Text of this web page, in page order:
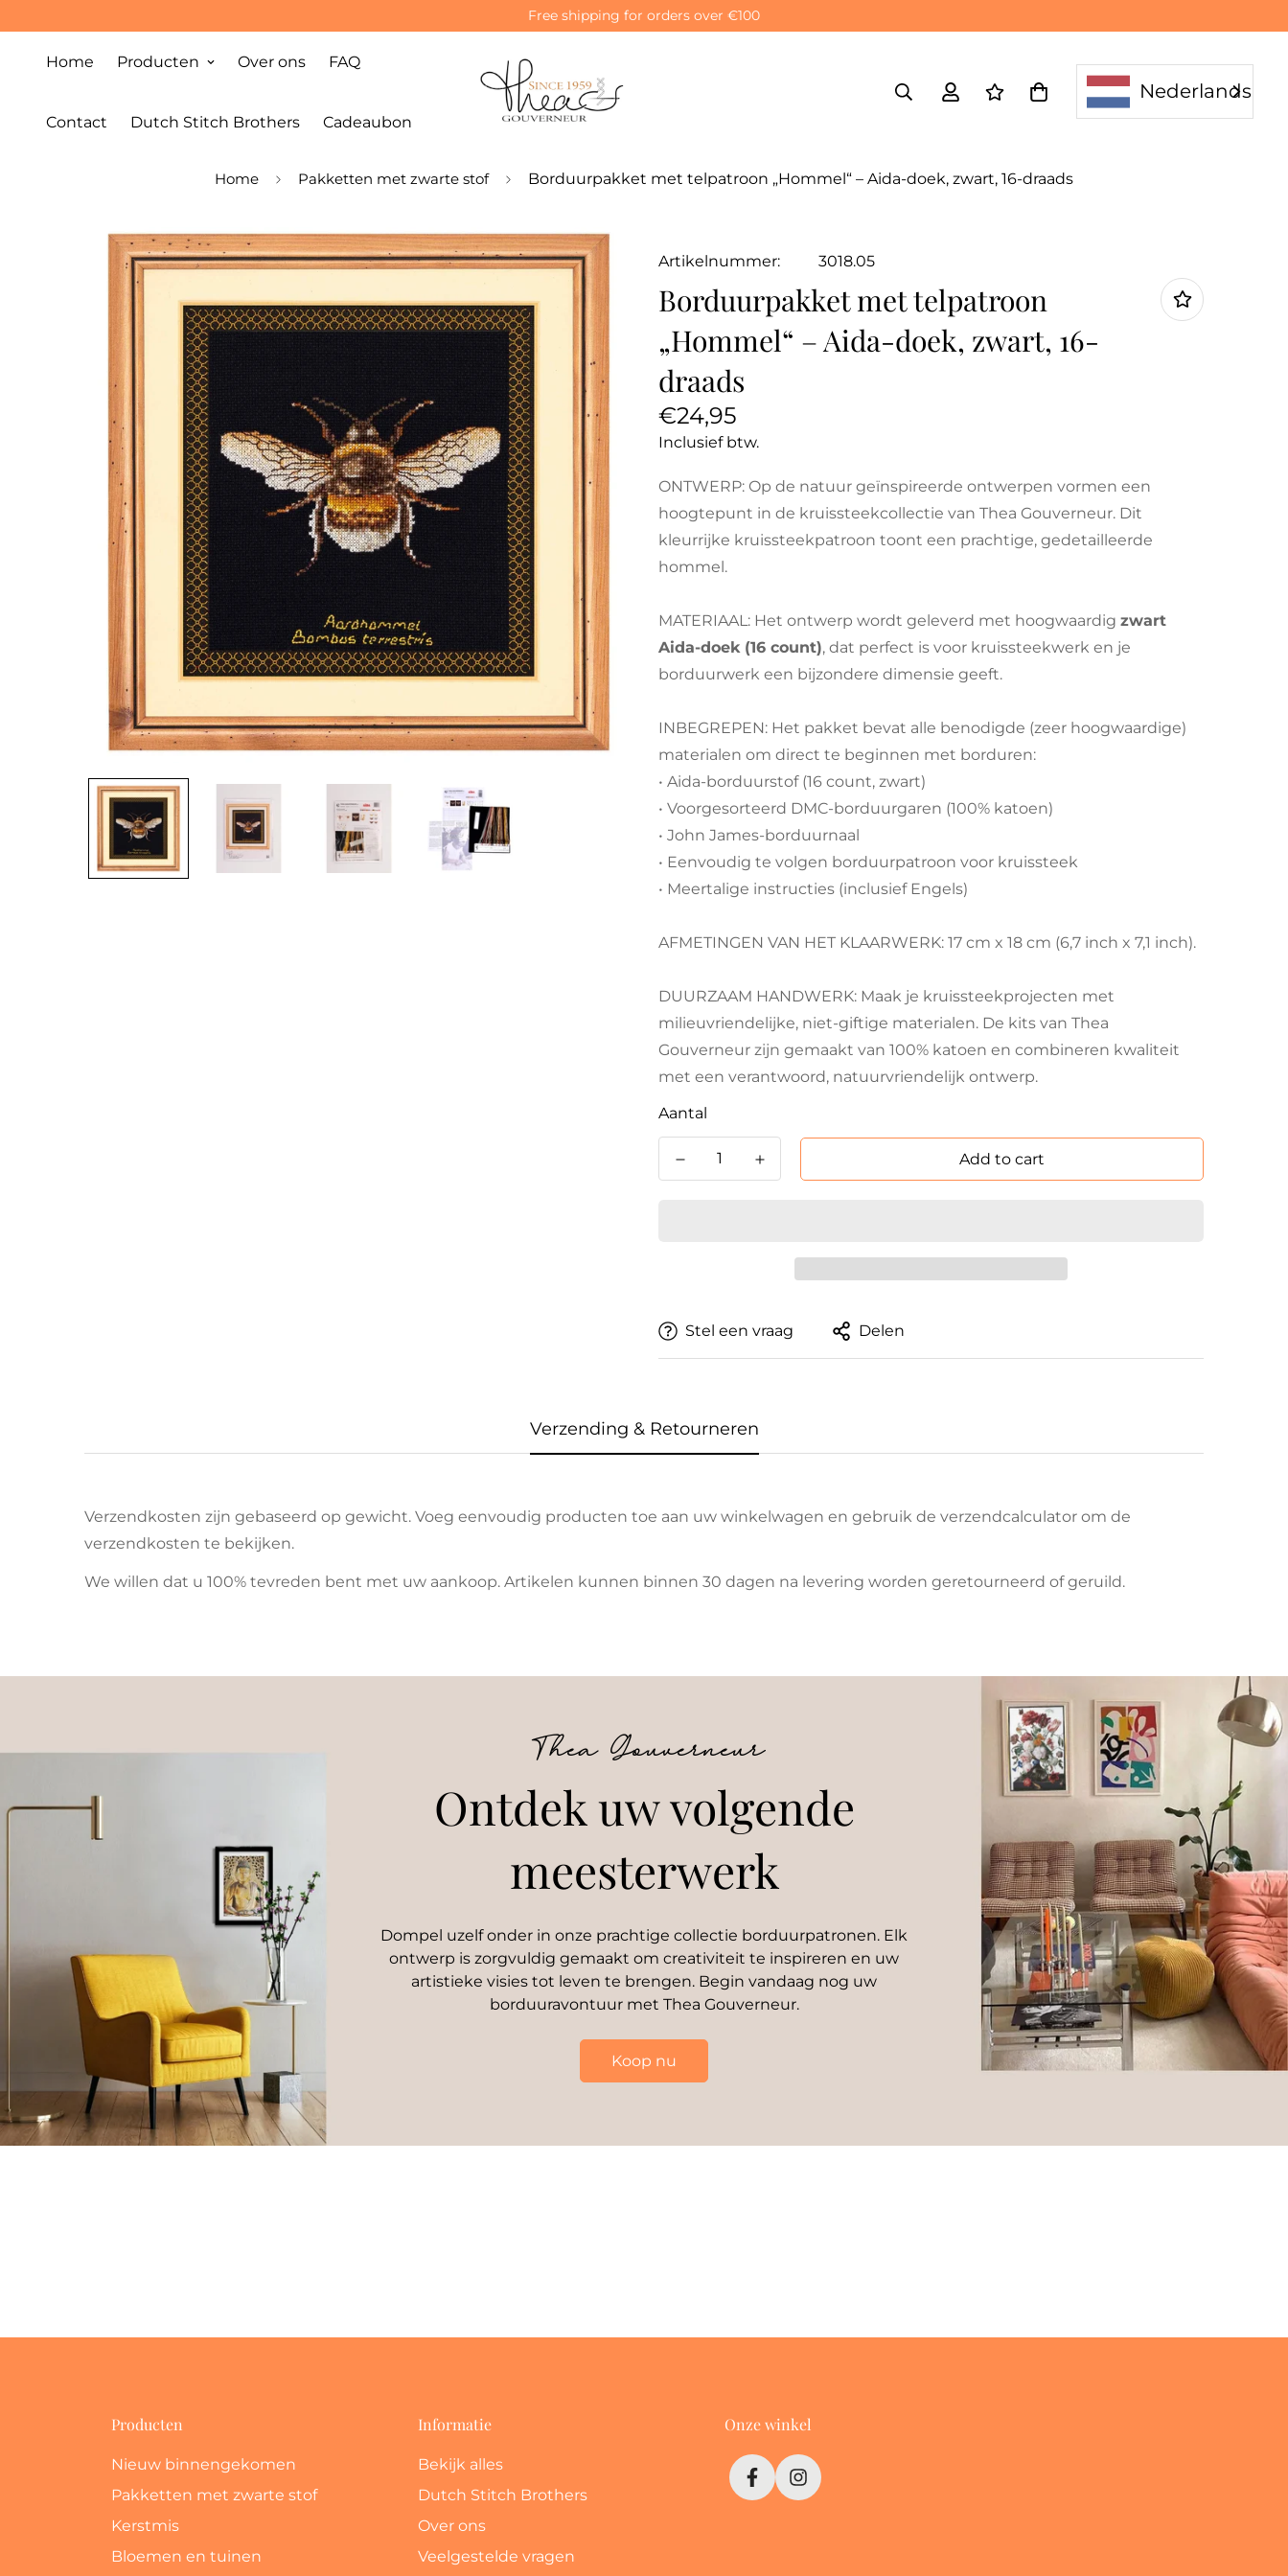
Free shipping for orders over €100
Home Producten Over ons FAQ
Contact Dutch Stitch Brothers Cadeaubon
Nederlands
Home Pakketten met zwarte stof Borduurpakket met telpatroon „Hommel“ – Aida-doek, zwart, 16-draads
Artikelnummer: 3018.05
Borduurpakket met telpatroon
„Hommel“ – Aida-doek, zwart, 16-
draads
Normale
prijs
€24,95
Inclusief btw.
ONTWERP: Op de natuur geïnspireerde ontwerpen vormen een
hoogtepunt in de kruissteekcollectie van Thea Gouverneur. Dit
kleurrijke kruissteekpatroon toont een prachtige, gedetailleerde
hommel.
MATERIAAL: Het ontwerp wordt geleverd met hoogwaardig zwart
Aida-doek (16 count), dat perfect is voor kruissteekwerk en je
borduurwerk een bijzondere dimensie geeft.
INBEGREPEN: Het pakket bevat alle benodigde (zeer hoogwaardige)
materialen om direct te beginnen met borduren:
• Aida-borduurstof (16 count, zwart)
• Voorgesorteerd DMC-borduurgaren (100% katoen)
• John James-borduurnaal
• Eenvoudig te volgen borduurpatroon voor kruissteek
• Meertalige instructies (inclusief Engels)
AFMETINGEN VAN HET KLAARWERK: 17 cm x 18 cm (6,7 inch x 7,1 inch).
DUURZAAM HANDWERK: Maak je kruissteekprojecten met
milieuvriendelijke, niet-giftige materialen. De kits van Thea
Gouverneur zijn gemaakt van 100% katoen en combineren kwaliteit
met een verantwoord, natuurvriendelijk ontwerp.
Aantal
Add to cart
Stel een vraag Delen
Verzending & Retourneren
Verzendkosten zijn gebaseerd op gewicht. Voeg eenvoudig producten toe aan uw winkelwagen en gebruik de verzendcalculator om de
verzendkosten te bekijken.
We willen dat u 100% tevreden bent met uw aankoop. Artikelen kunnen binnen 30 dagen na levering worden geretourneerd of geruild.
Thea Gouverneur
Ontdek uw volgende
meesterwerk
Dompel uzelf onder in onze prachtige collectie borduurpatronen. Elk
ontwerp is zorgvuldig gemaakt om creativiteit te inspireren en uw
artistieke visies tot leven te brengen. Begin vandaag nog uw
borduuravontuur met Thea Gouverneur.
Koop nu
Producten
Nieuw binnengekomen
Pakketten met zwarte stof
Kerstmis
Bloemen en tuinen
Informatie
Bekijk alles
Dutch Stitch Brothers
Over ons
Veelgestelde vragen
Onze winkel